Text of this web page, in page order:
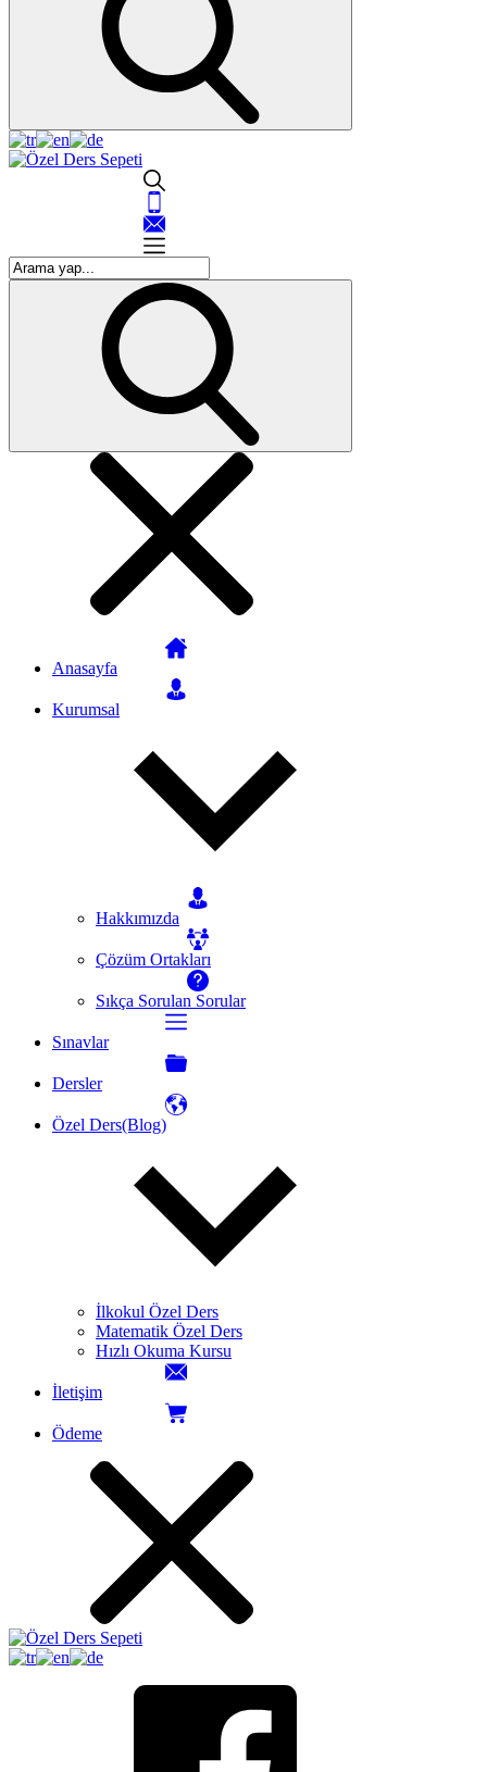
Anasayfa
Kurumsal
Hakkımızda
Çözüm Ortakları
Sıkça Sorulan Sorular
Sınavlar
Dersler
Özel Ders(Blog)
İlkokul Özel Ders
Matematik Özel Ders
Hızlı Okuma Kursu
İletişim
Ödeme